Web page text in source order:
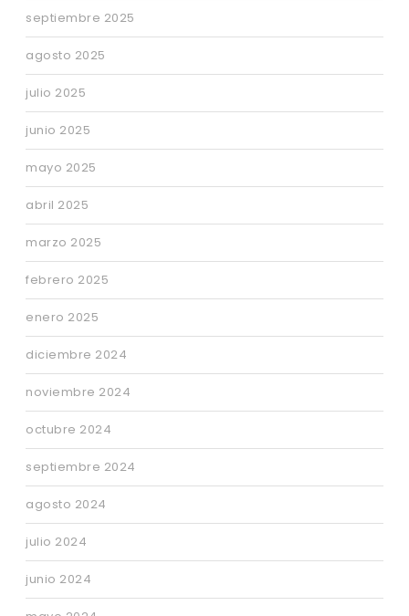
septiembre 2025
agosto 2025
julio 2025
junio 2025
mayo 2025
abril 2025
marzo 2025
febrero 2025
enero 2025
diciembre 2024
noviembre 2024
octubre 2024
septiembre 2024
agosto 2024
julio 2024
junio 2024